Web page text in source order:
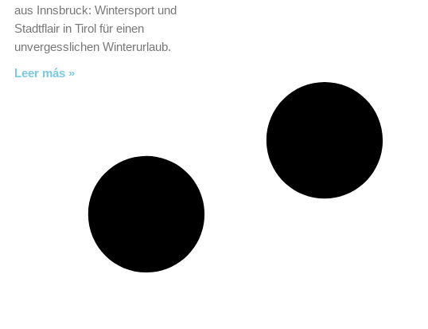
aus Innsbruck: Wintersport und
Stadtflair in Tirol für einen
unvergesslichen Winterurlaub.
Leer más »